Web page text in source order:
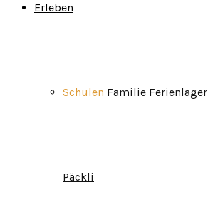
Erleben
Schulen Familie Ferienlager
Päckli